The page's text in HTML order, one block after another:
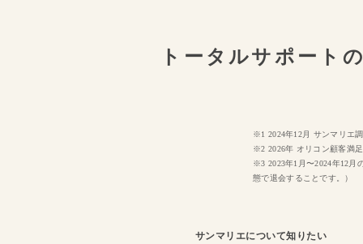
トータルサポートの
※1 2024年12月 サンマリエ
※2 2026年 オリコン顧客満
※3 2023年1月〜2024年12月
態で退会することです。）
サンマリエについて知りたい